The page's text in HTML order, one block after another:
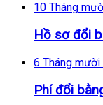
10 Tháng
Hồ sơ đổi
6 Tháng
Phí đổi